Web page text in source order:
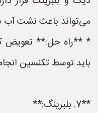
می‌تواند باعث نشت آب
* **راه حل:** تعویض
باید توسط تکنسین
**7. بلبرینگ:**